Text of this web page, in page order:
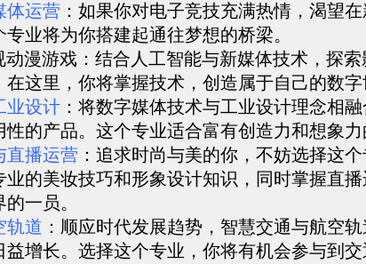
体运营 ：如果你对电子竞技充满热情，渴望
业将为你搭建起通往梦想的桥梁。
动漫游戏：结合人工智能与新媒体技术，探
在这里，你将掌握技术，创造属于自己的数
业设计 ：将数字媒体技术与工业设计理念相
性的产品。这个专业适合富有创造力和想象
直播运营 ：追求时尚与美的你，不妨选择这
业的美妆技巧和形象设计知识，同时掌握直
一员。
轨道 ：顺应时代发展趋势，智慧交通与航空
益增长。选择这个专业，你将有机会参与到